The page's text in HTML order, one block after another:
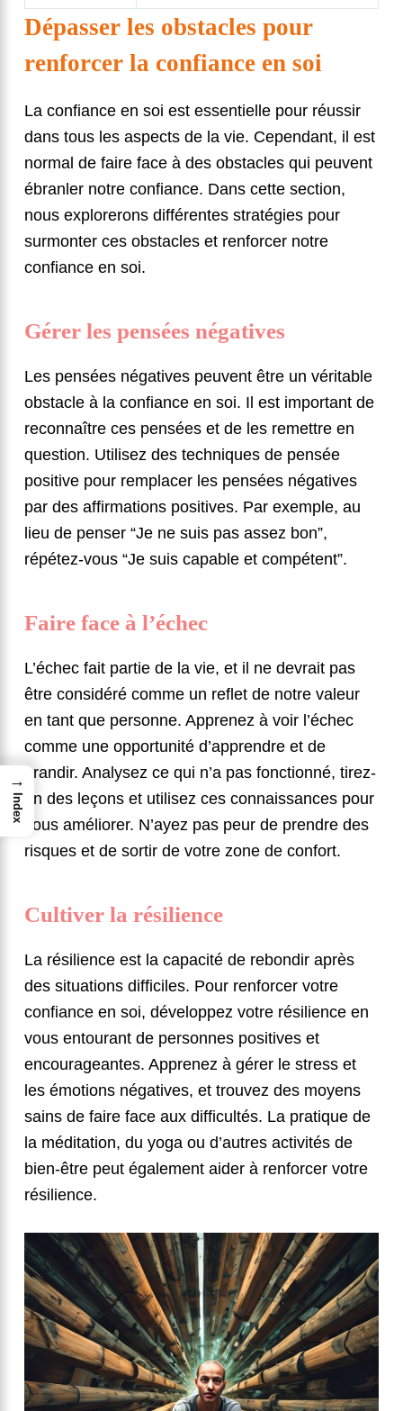
Dépasser les obstacles pour
renforcer la confiance en soi
La confiance en soi est essentielle pour réussir
dans tous les aspects de la vie. Cependant, il est
normal de faire face à des obstacles qui peuvent
ébranler notre confiance. Dans cette section,
nous explorerons différentes stratégies pour
surmonter ces obstacles et renforcer notre
confiance en soi.
Gérer les pensées négatives
Les pensées négatives peuvent être un véritable
obstacle à la confiance en soi. Il est important de
reconnaître ces pensées et de les remettre en
question. Utilisez des techniques de pensée
positive pour remplacer les pensées négatives
par des affirmations positives. Par exemple, au
lieu de penser “Je ne suis pas assez bon”,
répétez-vous “Je suis capable et compétent”.
Faire face à l’échec
L’échec fait partie de la vie, et il ne devrait pas
être considéré comme un reflet de notre valeur
en tant que personne. Apprenez à voir l’échec
comme une opportunité d’apprendre et de
grandir. Analysez ce qui n’a pas fonctionné, tirez-
en des leçons et utilisez ces connaissances pour
vous améliorer. N’ayez pas peur de prendre des
risques et de sortir de votre zone de confort.
Cultiver la résilience
La résilience est la capacité de rebondir après
des situations difficiles. Pour renforcer votre
confiance en soi, développez votre résilience en
vous entourant de personnes positives et
encourageantes. Apprenez à gérer le stress et
les émotions négatives, et trouvez des moyens
sains de faire face aux difficultés. La pratique de
la méditation, du yoga ou d’autres activités de
bien-être peut également aider à renforcer votre
résilience.
→
Index